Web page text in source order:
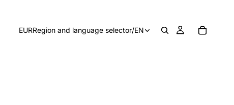
EURRegion and language selector/EN